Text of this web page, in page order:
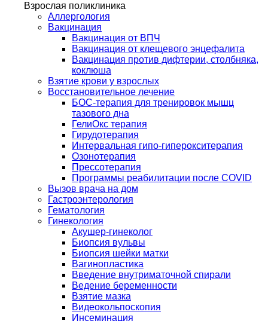
Взрослая поликлиника
Аллергология
Вакцинация
Вакцинация от ВПЧ
Вакцинация от клещевого энцефалита
Вакцинация против дифтерии, столбняка,
коклюша
Взятие крови у взрослых
Восстановительное лечение
БОС-терапия для тренировок мышц
тазового дна
ГелиОкс терапия
Гирудотерапия
Интервальная гипо-гиперокситерапия
Озонотерапия
Прессотерапия
Программы реабилитации после СOVID
Вызов врача на дом
Гастроэнтерология
Гематология
Гинекология
Акушер-гинеколог
Биопсия вульвы
Биопсия шейки матки
Вагинопластика
Введение внутриматочной спирали
Ведение беременности
Взятие мазка
Видеокольпоскопия
Инсеминация